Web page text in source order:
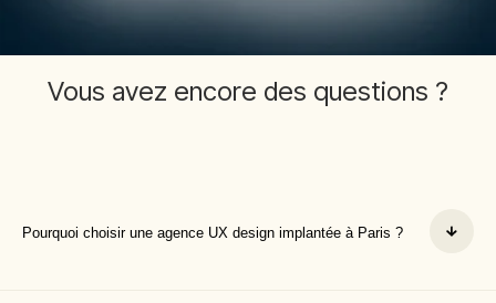
Vous avez encore des questions ?
Pourquoi choisir une agence UX design implantée à Paris ?